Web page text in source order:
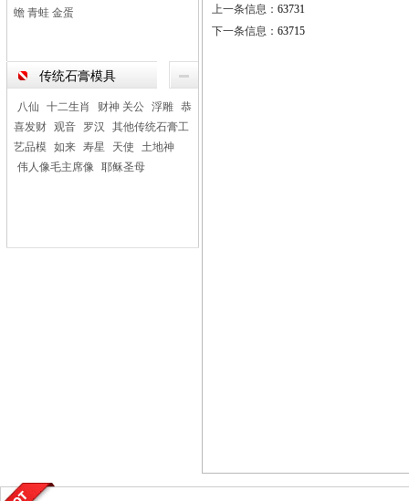
蟾 青蛙 金蛋
传统石膏模具
八仙 十二生肖 财神 关公 浮雕 恭
喜发财 观音 罗汉
其他传统石膏工
艺品模 如来 寿星 天使
土地神
伟人像毛主席像 耶稣圣母
上一条信息： 63731
下一条信息： 63715